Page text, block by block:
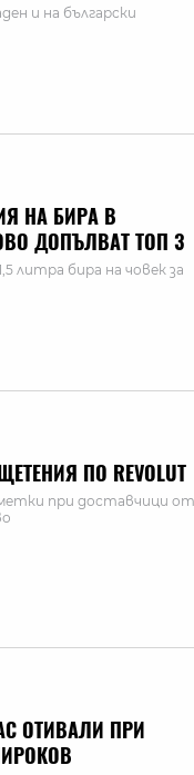
и на български
НА БИРА В
ДОПЪЛВАТ ТОП 3
литра бира на човек за
ПО REVOLUT
при доставчици от
ОТИВАЛИ ПРИ